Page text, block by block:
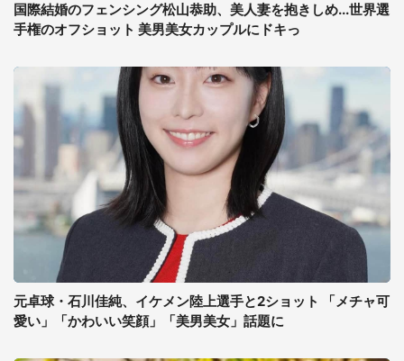
国際結婚のフェンシング松山恭助、美人妻を抱きしめ...世界選
手権のオフショット 美男美女カップルにドキっ
元卓球・石川佳純、イケメン陸上選手と2ショット 「メチャ可
愛い」「かわいい笑顔」「美男美女」話題に